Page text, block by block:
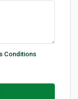
Conditions